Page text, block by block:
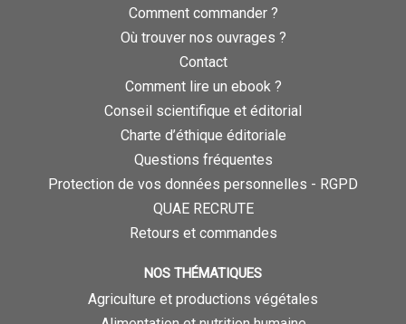
Comment commander ?
Où trouver nos ouvrages ?
Contact
Comment lire un ebook ?
Conseil scientifique et éditorial
Charte d’éthique éditoriale
Questions fréquentes
Protection de vos données personnelles - RGPD
QUAE RECRUTE
Retours et commandes
NOS THÉMATIQUES
Agriculture et productions végétales